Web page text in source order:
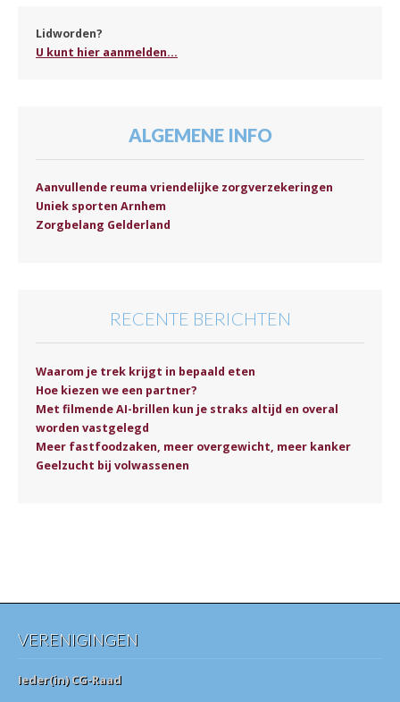
Lidworden?
U kunt hier aanmelden...
ALGEMENE INFO
Aanvullende reuma vriendelijke zorgverzekeringen
Uniek sporten Arnhem
Zorgbelang Gelderland
RECENTE BERICHTEN
Waarom je trek krijgt in bepaald eten
Hoe kiezen we een partner?
Met filmende AI-brillen kun je straks altijd en overal
worden vastgelegd
Meer fastfoodzaken, meer overgewicht, meer kanker
Geelzucht bij volwassenen
VERENIGINGEN
Ieder(in) CG-Raad